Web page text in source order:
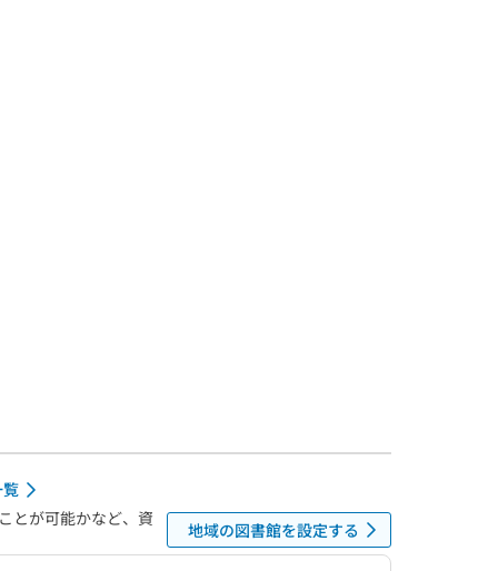
とが可能かなど、資
地域の図書館を設定する